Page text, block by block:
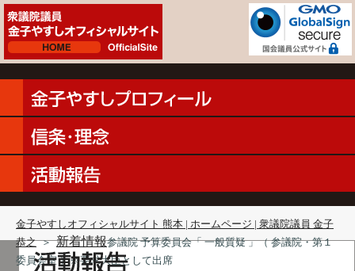
金子やすしオフィシャルサイト 熊本 | ホームページ | 衆議院議員 金子
恭之 ＞ 新着情報参議院 予算委員会「 一般質疑 」（ 参議院・第１
委員会室 ）※要求大臣として出席